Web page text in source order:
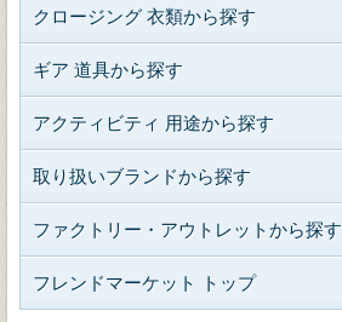
クロージング 衣類から探す
ギア 道具から探す
アクティビティ 用途から探す
取り扱いブランドから探す
ファクトリー・アウトレットから探す
フレンドマーケット トップ